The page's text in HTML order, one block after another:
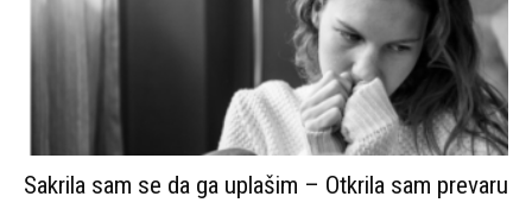
Sakrila sam se da ga uplašim – Otkrila sam prevaru